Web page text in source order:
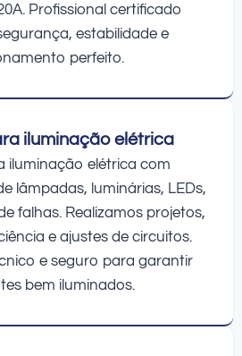
Profissional certificado
estabilidade e
perfeito.
iluminação elétrica
iluminação elétrica com
lâmpadas, luminárias, LEDs,
falhas. Realizamos projetos,
e ajustes de circuitos.
e seguro para garantir
bem iluminados.